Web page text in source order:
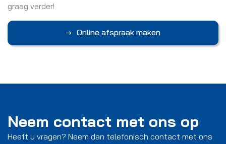
graag verder!
Online afspraak maken
Neem contact met ons op
Heeft u vragen? Neem dan telefonisch contact met ons